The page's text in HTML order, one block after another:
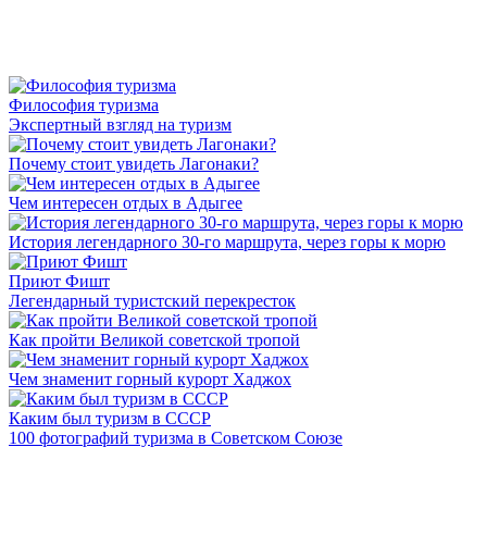
Философия туризма
Экспертный взгляд на туризм
Почему стоит увидеть Лагонаки?
Чем интересен отдых в Адыгее
История легендарного 30-го маршрута, через горы к морю
Приют Фишт
Легендарный туристский перекресток
Как пройти Великой советской тропой
Чем знаменит горный курорт Хаджох
Каким был туризм в СССР
100 фотографий туризма в Советском Союзе